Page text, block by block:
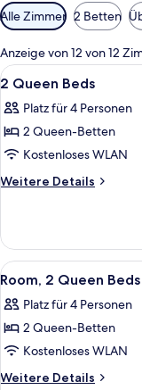
Verfügbare
Filter
für
Zimmer
Alle Zimmer 2 Betten
Anzeige von 12 von 12
Alle
Fotos
für
2
Queen
Beds
1
2 Queen Beds
Platz für 4 Personen
2 Queen-Betten
Kostenloses WLAN
Weitere Details
Weitere
Queen
Beds
Alle
Fotos
für
Room,
2
Queen
8
Room, 2 Queen Beds
Platz für 4 Personen
2 Queen-Betten
Kostenloses WLAN
Weitere Details
Weitere